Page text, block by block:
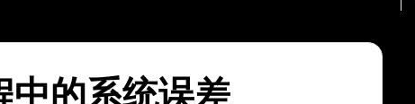
中的系统误差